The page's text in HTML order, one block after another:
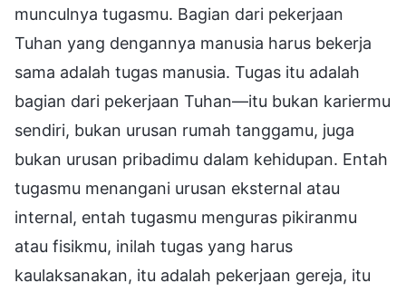
munculnya tugasmu. Bagian dari pekerjaan
Tuhan yang dengannya manusia harus bekerja
sama adalah tugas manusia. Tugas itu adalah
bagian dari pekerjaan Tuhan—itu bukan kariermu
sendiri, bukan urusan rumah tanggamu, juga
bukan urusan pribadimu dalam kehidupan. Entah
tugasmu menangani urusan eksternal atau
internal, entah tugasmu menguras pikiranmu
atau fisikmu, inilah tugas yang harus
kaulaksanakan, itu adalah pekerjaan gereja, itu